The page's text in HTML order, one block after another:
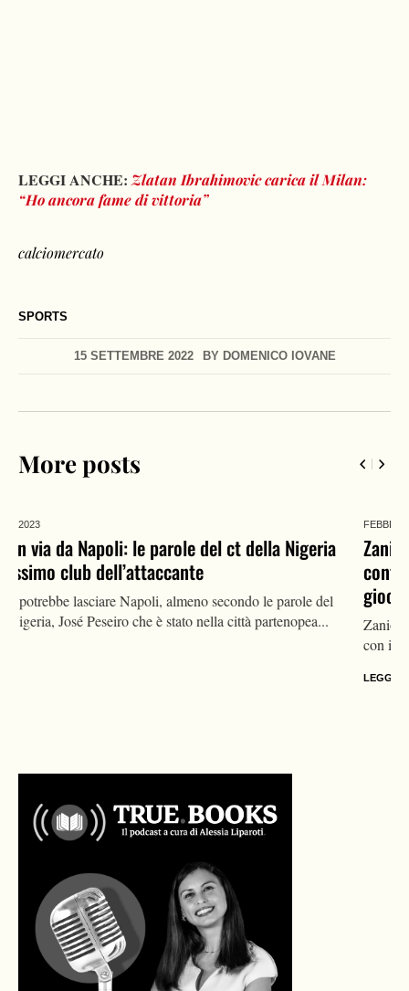
SPORTS
15 SETTEMBRE 2022 BY DOMENICO IOVANE
LEGGI ANCHE: Zlatan Ibrahimovic carica il Milan:
“Ho ancora fame di vittoria”
calciomercato
More posts
FEBBRAIO 06,
Zaniolo al Galatasaray, chiusura possibile: contatti
continui tra le parti. Cifre e contratto proposto al
giocatore
Zaniolo al Galatasaray: la trattativa si è accesa nelle ultime ore